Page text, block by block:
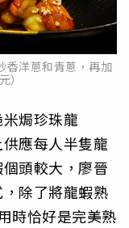
香洋蔥和青蔥，再加
）
焗珍珠龍
應每人半隻龍
頭較大，廖晉
除了將龍蝦熟
時恰好是完美熟